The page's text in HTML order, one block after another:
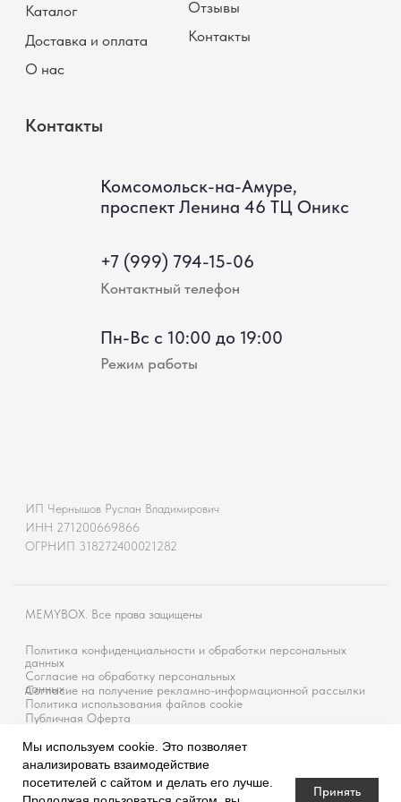
Мы используем cookie. Это позволяет
анализировать взаимодействие
посетителей с сайтом и делать его лучше.
Принять